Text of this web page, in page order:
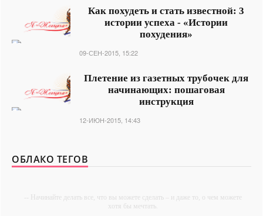
Как похудеть и стать известной: 3
истории успеха - «Истории
похудения»
09-СЕН-2015, 15:22
Плетение из газетных трубочек для
начинающих: пошаговая
инструкция
12-ИЮН-2015, 14:43
ОБЛАКО ТЕГОВ
-- Начинайте делать все, что вы можете сделать – и даже то, о чем можете
хотя бы мечтать.